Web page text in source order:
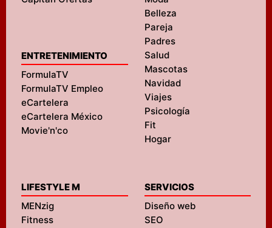
ENTRETENIMIENTO
FormulaTV
FormulaTV Empleo
eCartelera
eCartelera México
Movie'n'co
Belleza
Pareja
Padres
Salud
Mascotas
Navidad
Viajes
Psicología
Fit
Hogar
LIFESTYLE M
MENzig
Fitness
SERVICIOS
Diseño web
SEO